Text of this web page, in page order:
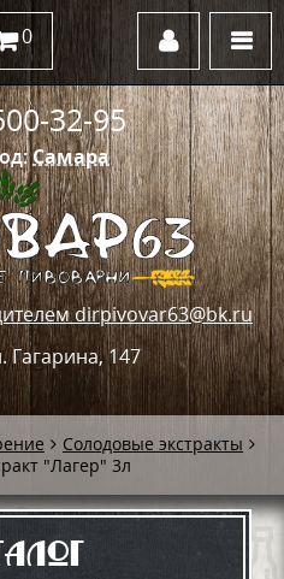
Самара
dirpivovar63@bk.ru
Гагарина, 147
32-95
0
Солодовые экстракты
"Лагер" 3л